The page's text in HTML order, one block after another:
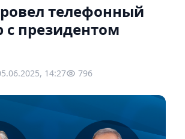
телефонный
с президентом
14:27 796